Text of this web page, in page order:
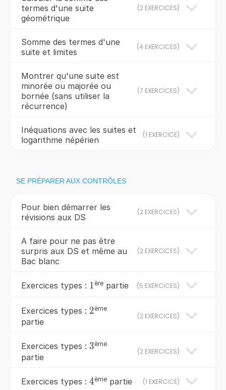
termes d'une suite
géométrique
(2 EXERCICES)
Somme des termes d'une
suite et limites
(4 EXERCICES)
Montrer qu'une suite est
minorée ou majorée ou
bornée (sans utiliser la
récurrence)
(7 EXERCICES)
Inéquations avec les suites et
logarithme népérien
(1 EXERCICE)
SE PRÉPARER AUX CONTRÔLES
Pour bien démarrer les
révisions aux DS
(2 EXERCICES)
A faire pour ne pas être
surpris aux DS et même au
Bac blanc
(2 EXERCICES)
Exercices types : 1
1 ère partie (5 EXERCICES)
Exercices types : 2
2ème
partie
(2 EXERCICES)
Exercices types : 3
3ème
partie
(2 EXERCICES)
Exercices types : 4
4ème partie (1 EXERCICE)